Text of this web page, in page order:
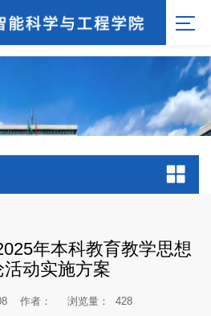
年本科教育教学思想
活动实施方案
作者： 浏览量： 428